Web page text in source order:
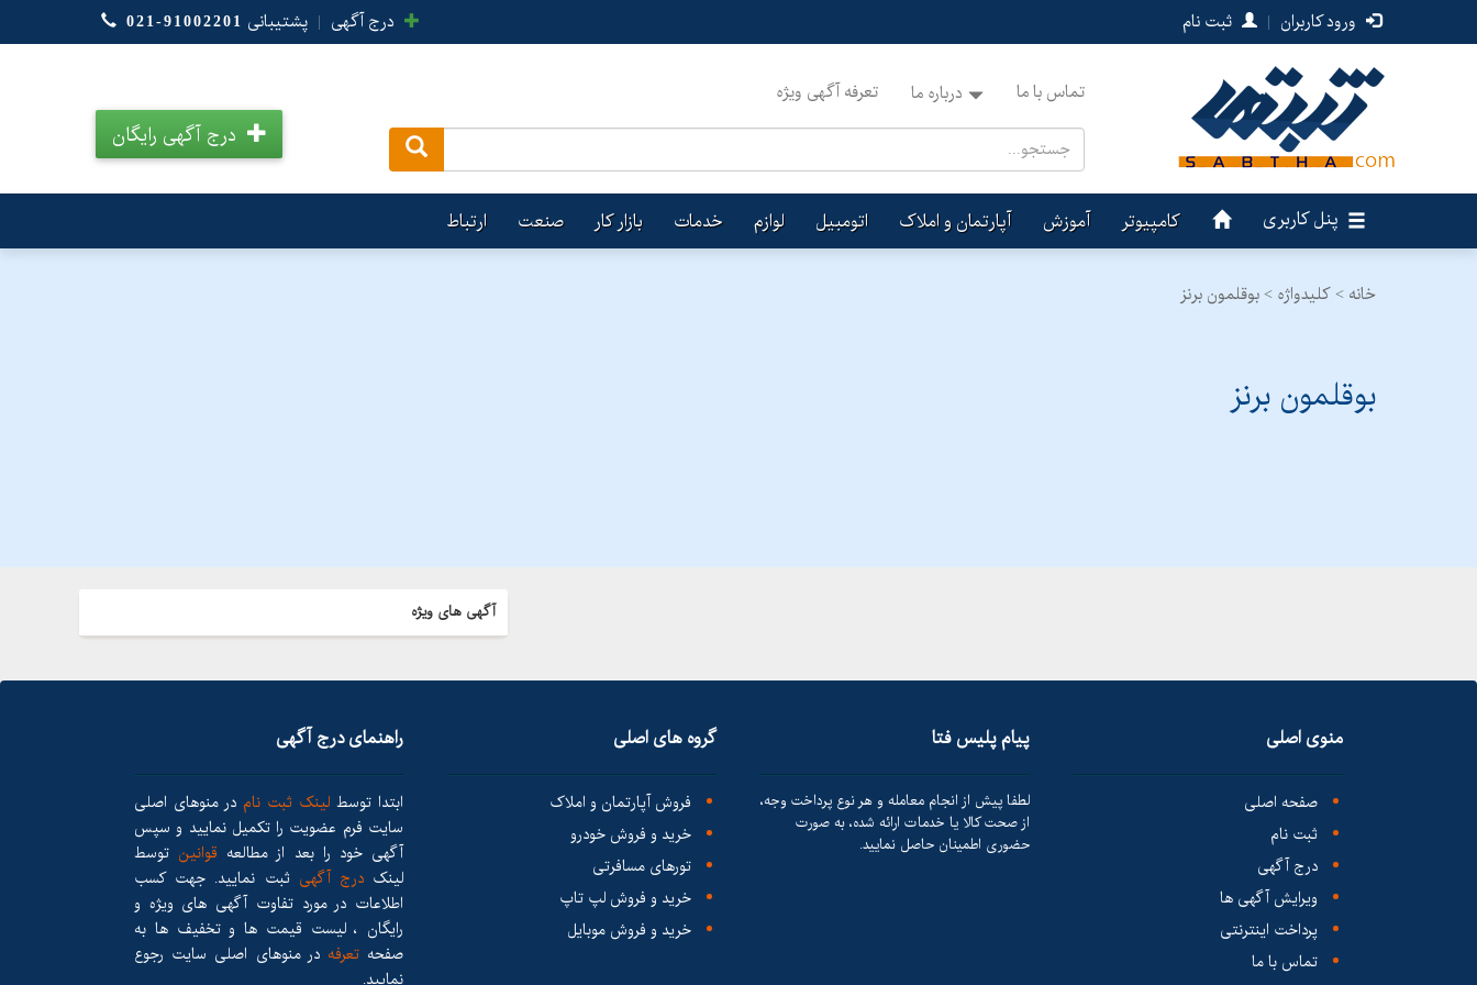
ورود کاربران | ثبت نام درج آگهی | پشتیبانی 021-91002201
تماس با ما درباره ما تعرفه آگهی ویژه
درج آگهی رایگان
پنل کاربری کامپیوتر آموزش آپارتمان و املاک اتومبیل لوازم خدمات بازار کار صنعت ارتباط
خانه > کلیدواژه > بوقلمون برنز
بوقلمون برنز
آگهی های ویژه
منوی اصلی
صفحه اصلی
ثبت نام
درج آگهی
ویرایش آگهی ها
پرداخت اینترنتی
تماس با ما
پیام پلیس فتا
لطفا پیش از انجام معامله و هر نوع پرداخت وجه،
از صحت کالا یا خدمات ارائه شده، به صورت
حضوری اطمینان حاصل نمایید.
گروه های اصلی
فروش آپارتمان و املاک
خرید و فروش خودرو
تورهای مسافرتی
خرید و فروش لپ تاپ
خرید و فروش موبایل
راهنمای درج آگهی
ابتدا توسط لینک ثبت نام در منوهای اصلی
سایت فرم عضویت را تکمیل نمایید و سپس
آگهی خود را بعد از مطالعه قوانین توسط
لینکدرج آگهی ثبت نمایید. جهت کسب
اطلاعات در مورد تفاوت آگهی های ویژه و
رایگان ، لیست قیمت ها و تخفیف ها به
صفحه تعرفهدر منوهای اصلی سایت رجوع
نمایید.